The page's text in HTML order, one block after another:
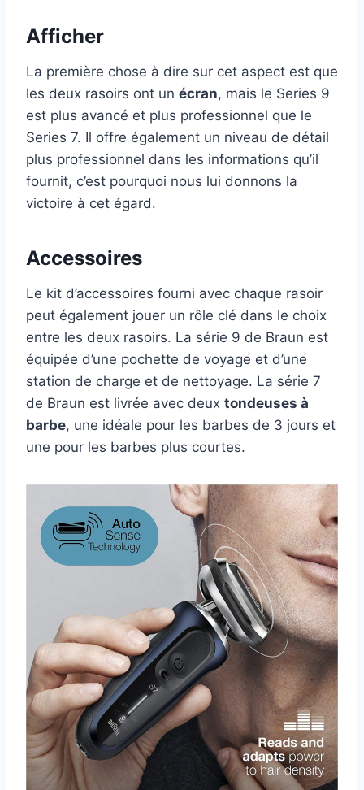
Afficher
La première chose à dire sur cet aspect est que
les deux rasoirs ont un écran, mais le Series 9
est plus avancé et plus professionnel que le
Series 7. Il offre également un niveau de détail
plus professionnel dans les informations qu’il
fournit, c’est pourquoi nous lui donnons la
victoire à cet égard.
Accessoires
Le kit d’accessoires fourni avec chaque rasoir
peut également jouer un rôle clé dans le choix
entre les deux rasoirs. La série 9 de Braun est
équipée d’une pochette de voyage et d’une
station de charge et de nettoyage. La série 7
de Braun est livrée avec deux tondeuses à
barbe, une idéale pour les barbes de 3 jours et
une pour les barbes plus courtes.